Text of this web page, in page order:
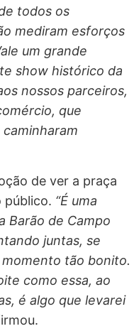
todos os
mediram esforços
um grande
show histórico da
nossos parceiros,
que
de ver a praça
público. “É uma
Barão de Campo
juntas, se
tão bonito.
como essa, ao
é algo que levarei